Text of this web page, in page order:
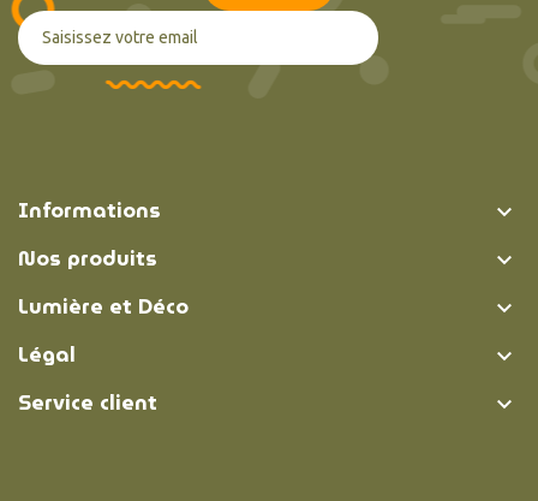
Informations 
Nos produits 
Lumière et Déco 
Légal 
Service client 